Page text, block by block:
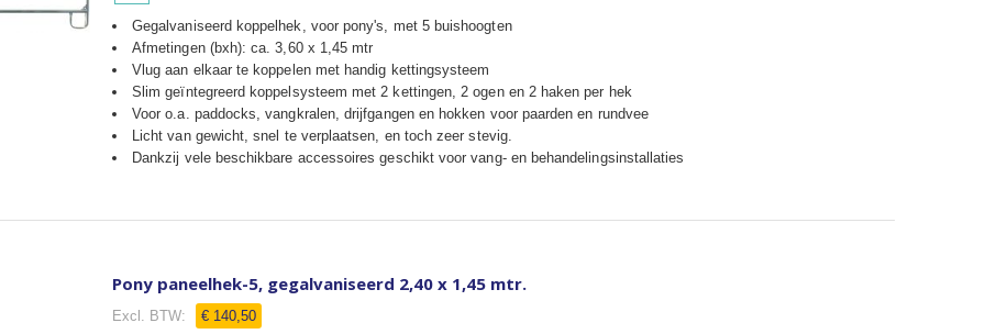
Gegalvaniseerd koppelhek, voor pony's, met 5 buishoogten
Afmetingen (bxh): ca. 3,60 x 1,45 mtr
Vlug aan elkaar te koppelen met handig kettingsysteem
Slim geïntegreerd koppelsysteem met 2 kettingen, 2 ogen en 2 haken per hek
Voor o.a. paddocks, vangkralen, drijfgangen en hokken voor paarden en rundvee
Licht van gewicht, snel te verplaatsen, en toch zeer stevig.
Dankzij vele beschikbare accessoires geschikt voor vang- en behandelingsinstallaties
Pony paneelhek-5, gegalvaniseerd 2,40 x 1,45 mtr.
€ 140,50